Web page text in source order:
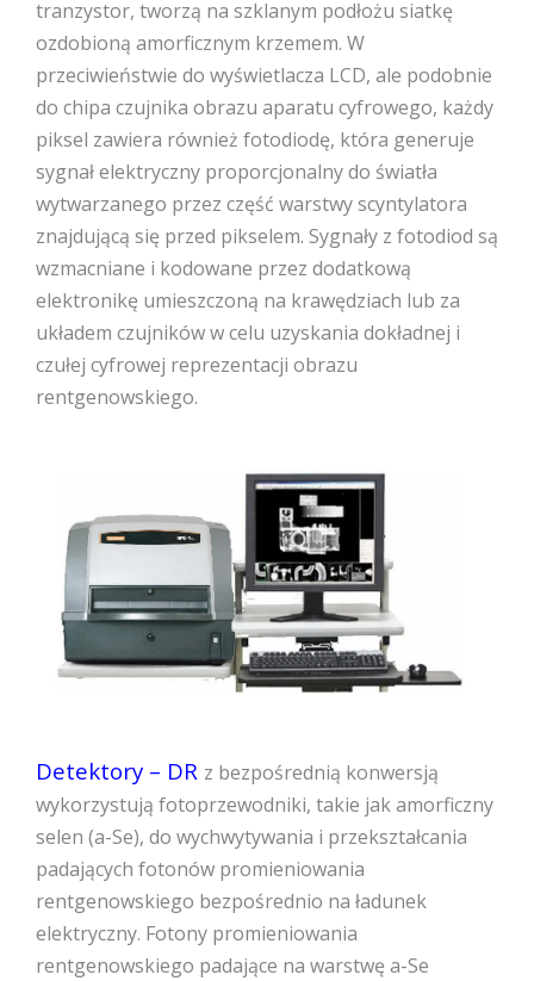
tranzystor, tworzą na szklanym podłożu siatkę
ozdobioną amorficznym krzemem. W
przeciwieństwie do wyświetlacza LCD, ale podobnie
do chipa czujnika obrazu aparatu cyfrowego, każdy
piksel zawiera również fotodiodę, która generuje
sygnał elektryczny proporcjonalny do światła
wytwarzanego przez część warstwy scyntylatora
znajdującą się przed pikselem. Sygnały z fotodiod są
wzmacniane i kodowane przez dodatkową
elektronikę umieszczoną na krawędziach lub za
układem czujników w celu uzyskania dokładnej i
czułej cyfrowej reprezentacji obrazu
rentgenowskiego.
Detektory – DR z bezpośrednią konwersją
wykorzystują fotoprzewodniki, takie jak amorficzny
selen (a-Se), do wychwytywania i przekształcania
padających fotonów promieniowania
rentgenowskiego bezpośrednio na ładunek
elektryczny. Fotony promieniowania
rentgenowskiego padające na warstwę a-Se